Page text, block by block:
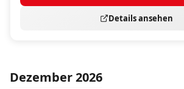
Details ansehen
Dezember 2026